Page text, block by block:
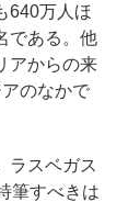
640万人ほ
である。他
アからの来
のなかで
ラスベガス
筆すべきは